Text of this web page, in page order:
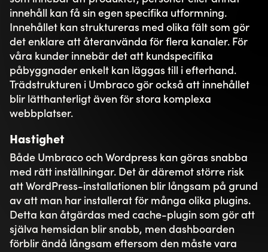
Grundare & försäljningschef
0371-22 23 61
Hör gärna av dig hos oss!